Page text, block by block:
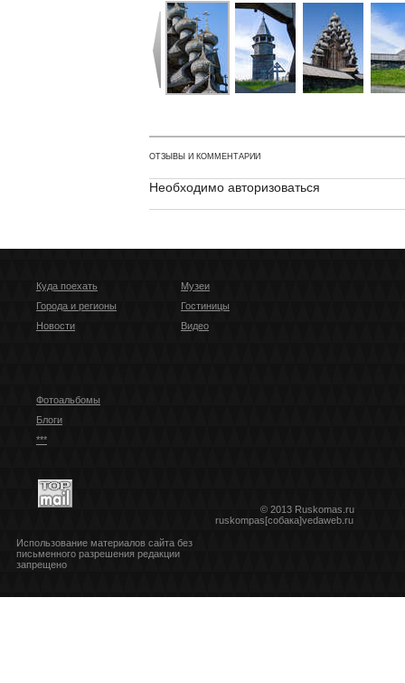
ОТЗЫВЫ И КОММЕНТАРИИ
Необходимо авторизоваться
Куда поехать
Города и регионы
Новости
Музеи
Гостиницы
Видео
Фотоальбомы
Блоги
***
© 2013 Ruskomas.ru
ruskompas[собака]vedaweb.ru
Использование материалов сайта без
письменного разрешения редакции
запрещено